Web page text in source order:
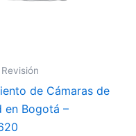
de Cámaras de
en Bogotá –